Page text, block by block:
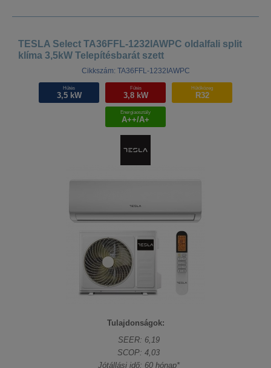
TESLA Select TA36FFL-1232IAWPC oldalfali split
klíma 3,5kW Telepítésbarát szett
Cikkszám: TA36FFL-1232IAWPC
Hűtés
3,5 kW
Fűtés
3,8 kW
Hűtőközeg
R32
Energiaosztály
A++/A+
Tulajdonságok:
SEER: 6,19
SCOP: 4,03
Jótállási idő: 60 hónap*